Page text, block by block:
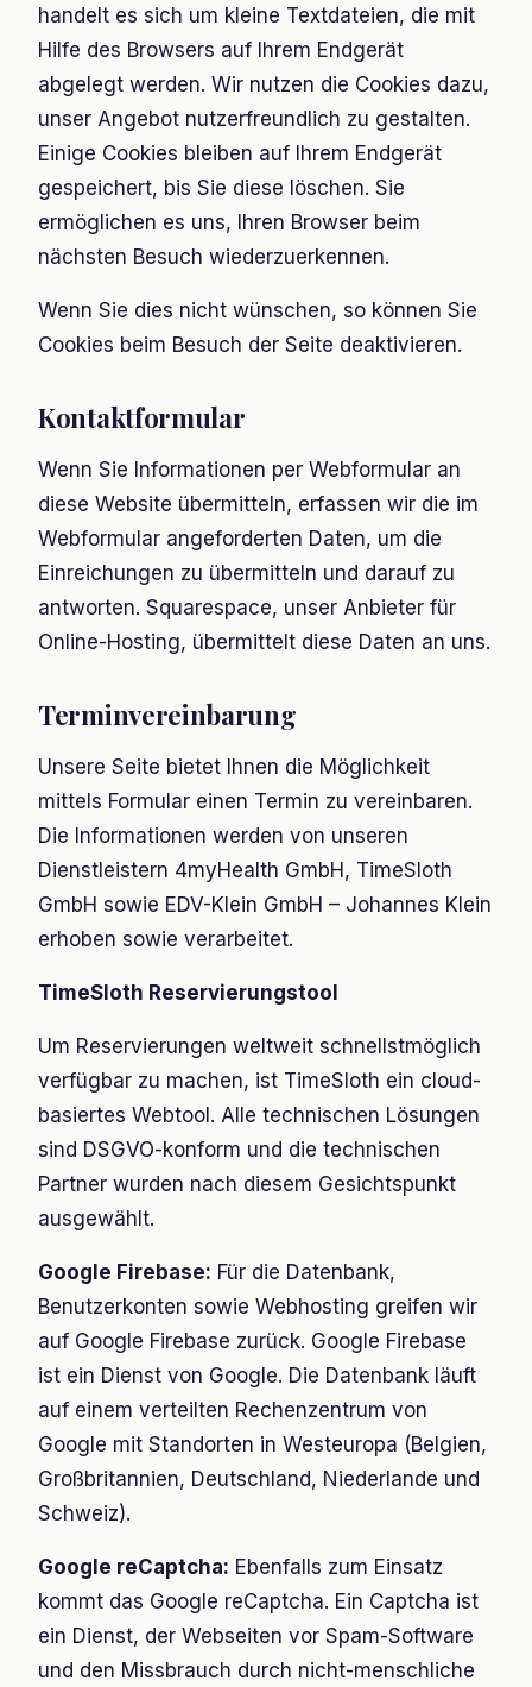
handelt es sich um kleine Textdateien, die mit
Hilfe des Browsers auf Ihrem Endgerät
abgelegt werden. Wir nutzen die Cookies dazu,
unser Angebot nutzerfreundlich zu gestalten.
Einige Cookies bleiben auf Ihrem Endgerät
gespeichert, bis Sie diese löschen. Sie
ermöglichen es uns, Ihren Browser beim
nächsten Besuch wiederzuerkennen.
Wenn Sie dies nicht wünschen, so können Sie
Cookies beim Besuch der Seite deaktivieren.
Kontaktformular
Wenn Sie Informationen per Webformular an
diese Website übermitteln, erfassen wir die im
Webformular angeforderten Daten, um die
Einreichungen zu übermitteln und darauf zu
antworten. Squarespace, unser Anbieter für
Online-Hosting, übermittelt diese Daten an uns.
Terminvereinbarung
Unsere Seite bietet Ihnen die Möglichkeit
mittels Formular einen Termin zu vereinbaren.
Die Informationen werden von unseren
Dienstleistern 4myHealth GmbH, TimeSloth
GmbH sowie EDV-Klein GmbH – Johannes Klein
erhoben sowie verarbeitet.
TimeSloth Reservierungstool
Um Reservierungen weltweit schnellstmöglich
verfügbar zu machen, ist TimeSloth ein cloud-
basiertes Webtool. Alle technischen Lösungen
sind DSGVO-konform und die technischen
Partner wurden nach diesem Gesichtspunkt
ausgewählt.
Google Firebase: Für die Datenbank,
Benutzerkonten sowie Webhosting greifen wir
auf Google Firebase zurück. Google Firebase
ist ein Dienst von Google. Die Datenbank läuft
auf einem verteilten Rechenzentrum von
Google mit Standorten in Westeuropa (Belgien,
Großbritannien, Deutschland, Niederlande und
Schweiz).
Google reCaptcha: Ebenfalls zum Einsatz
kommt das Google reCaptcha. Ein Captcha ist
ein Dienst, der Webseiten vor Spam-Software
und den Missbrauch durch nicht-menschliche